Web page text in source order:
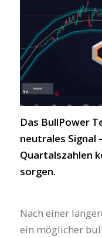
Das BullPower
neutrales Signal
Quartalszahlen
sorgen.
Nach einer
ein möglicher